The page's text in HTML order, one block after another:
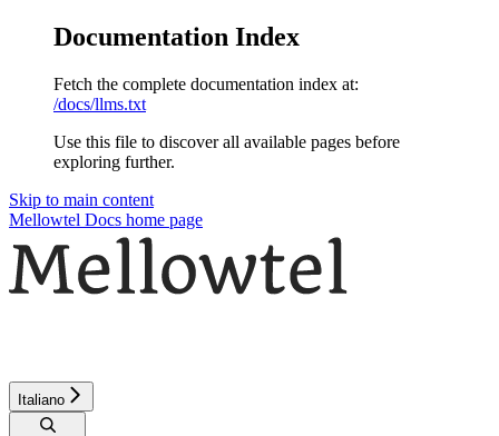
Documentation Index
Fetch the complete documentation index at:
/docs/llms.txt
Use this file to discover all available pages before
exploring further.
Skip to main content
Mellowtel Docs home page
Italiano